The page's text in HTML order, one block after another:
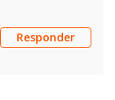
Responder